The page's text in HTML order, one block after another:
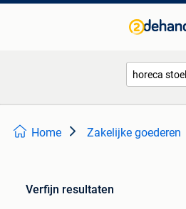
Home Zakelijke goederen
Verfijn resultaten